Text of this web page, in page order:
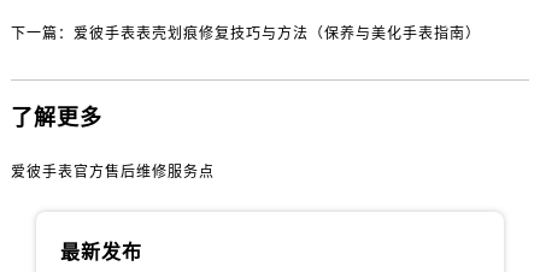
安徽省黄山市屯溪区黄山西路爱彼售后服务中心（需提前预约）
安徽省铜陵市铜官区石城大道爱彼售后服务中心（需提前预约）
下一篇： 爱彼手表表壳划痕修复技巧与方法（保养与美化手表指南）
了解更多
爱彼手表官方售后维修服务点
最新发布